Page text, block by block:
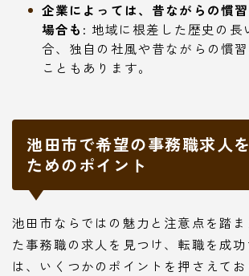
企業によっては、昔ながらの慣
場合も: 地域に根差した歴史の長
合、独自の社風や昔ながらの慣
こともあります。
池田市で希望の事務職求人
ためのポイント
池田市ならではの魅力と注意点を踏
た事務職の求人を見つけ、転職を成
は、いくつかのポイントを押さえて